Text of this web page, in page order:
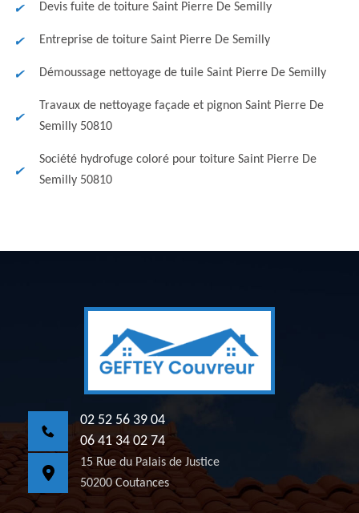
Devis fuite de toiture Saint Pierre De Semilly
Entreprise de toiture Saint Pierre De Semilly
Démoussage nettoyage de tuile Saint Pierre De Semilly
Travaux de nettoyage façade et pignon Saint Pierre De
Semilly 50810
Société hydrofuge coloré pour toiture Saint Pierre De
Semilly 50810
02 52 56 39 04
06 41 34 02 74
15 Rue du Palais de Justice
50200 Coutances